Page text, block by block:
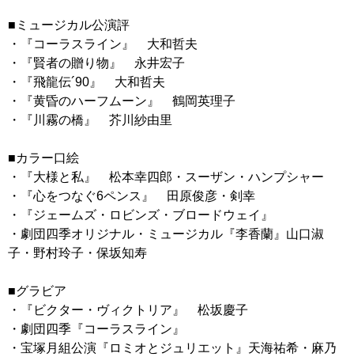
■ミュージカル公演評
・『コーラスライン』 大和哲夫
・『賢者の贈り物』 永井宏子
・『飛龍伝´90』 大和哲夫
・『黄昏のハーフムーン』 鶴岡英理子
・『川霧の橋』 芥川紗由里
■カラー口絵
・『大様と私』 松本幸四郎・スーザン・ハンプシャー
・『心をつなぐ6ペンス』 田原俊彦・剣幸
・『ジェームズ・ロビンズ・ブロードウェイ』
・劇団四季オリジナル・ミュージカル『李香蘭』山口淑
子・野村玲子・保坂知寿
■グラビア
・『ビクター・ヴィクトリア』 松坂慶子
・劇団四季『コーラスライン』
・宝塚月組公演『ロミオとジュリエット』天海祐希・麻乃